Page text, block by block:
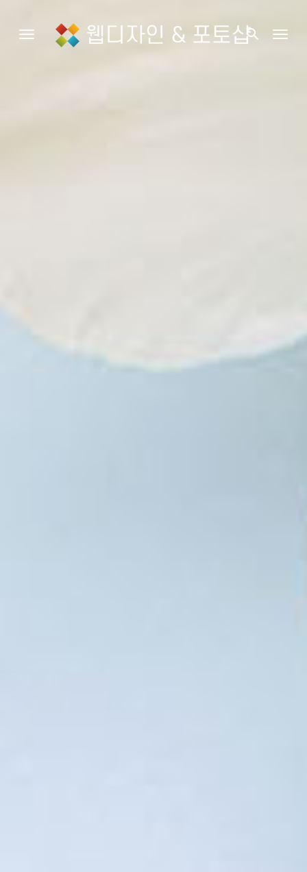
Toggle navigation웹디자인 & 포토샵search